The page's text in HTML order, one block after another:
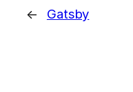
← Gatsby